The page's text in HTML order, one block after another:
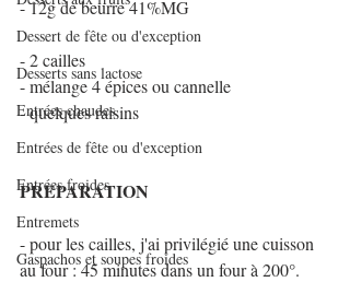
Dessert de fête ou d'exception
Desserts sans lactose
Entrées chaudes
Entrées de fête ou d'exception
Entrées froides
Entremets
Gaspachos et soupes froides
- 12g de beurre 41%MG
- 2 cailles
- mélange 4 épices ou cannelle
- quelques raisins
PREPARATION
- pour les cailles, j'ai privilégié une cuisson
au four : 45 minutes dans un four à 200°.